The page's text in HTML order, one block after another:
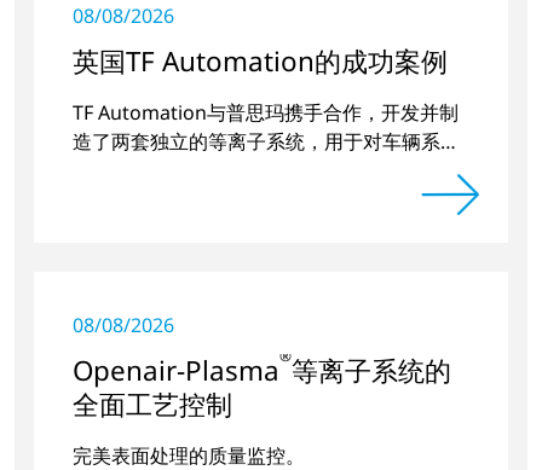
08/08/2026
英国TF Automation的成功案例
TF Automation与普思玛携手合作，开发并制
造了两套独立的等离子系统，用于对车辆系统
08/08/2026
Openair-Plasma®等离子系统的
全面工艺控制
完美表面处理的质量监控。